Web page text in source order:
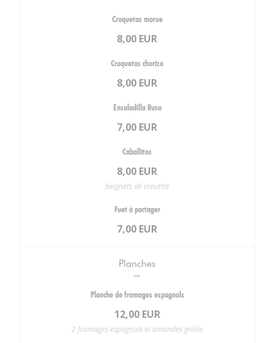
Croquetas morue
8,00 EUR
Croquetas chorizo
8,00 EUR
Ensaladilla Rusa
7,00 EUR
Caballitos
8,00 EUR
beignets de crevette
Fuet à partager
7,00 EUR
Planches
Planche de fromages espagnols
12,00 EUR
2 fromages espagnols et amandes grillés